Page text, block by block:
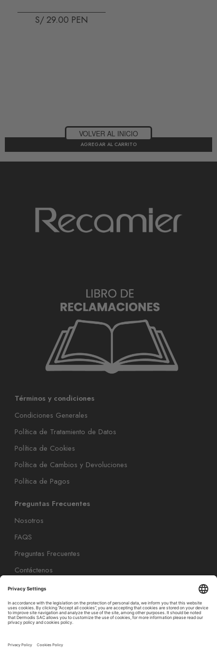
S/ 29.00
VOLVER AL INICIO
Términos y condiciones
Condiciones Generales
Política de Tratamiento de Datos
Política de Cookies
Política de Cambios y Devoluciones
Política de Pagos
Preguntas Frecuentes
Nosotros
FAQS
Preguntas Frecuentes
Contáctenos
Promoción Deo Pies - Mayorsa
Productos
Color
Cuidado Capilar